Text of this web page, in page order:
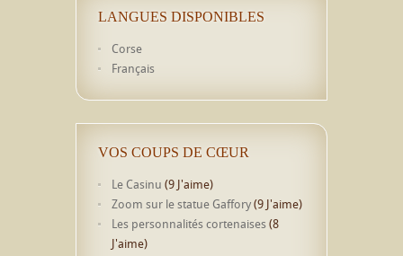
LANGUES DISPONIBLES
Corse
Français
VOS COUPS DE CŒUR
Le Casinu (9 J'aime)
Zoom sur le statue Gaffory(9 J'aime)
Les personnalités cortenaises (8
J'aime)